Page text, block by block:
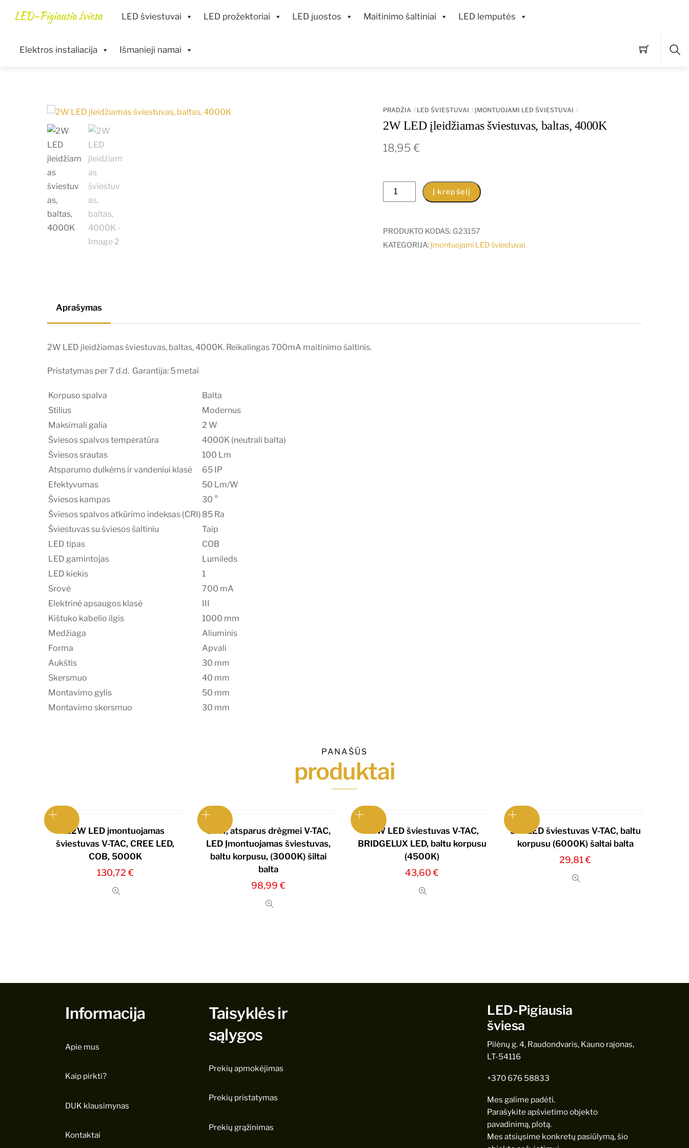
LED-Pigiausia šviesa LED šviestuvai LED prožektoriai LED juostos Maitinimo šaltiniai LED lemputės
Elektros instaliacija Išmanieji namai
PRADŽIA LED ŠVIESTUVAI ĮMONTUOJAMI LED ŠVIESTUVAI
2W LED įleidžiamas šviestuvas, baltas, 4000K
18,95€
produkto
kiekis:
LED
įleidžiamas
Į krepšelį
PRODUKTO KODAS: G23157
KATEGORIJA: Įmontuojami LED šviestuvai
Aprašymas
2W LED įleidžiamas šviestuvas, baltas, 4000K. Reikalingas 700mA maitinimo šaltinis.
Pristatymas per 7 d.d. Garantija: 5 metai
Korpuso spalva
Balta
Stilius
Modernus
Maksimali galia
2 W
Šviesos spalvos temperatūra
4000K (neutrali balta)
Šviesos srautas
100 Lm
Atsparumo dulkėms ir vandeniui klasė
65 IP
Efektyvumas
50 Lm/W
Šviesos kampas
30 °
Šviesos spalvos atkūrimo indeksas (CRI) 85 Ra
Šviestuvas su šviesos šaltiniu
Taip
LED tipas
COB
LED gamintojas
Lumileds
LED kiekis
1
Srovė
700 mA
Elektrinė apsaugos klasė
Kištuko kabelio ilgis
1000 mm
Medžiaga
Aliuminis
Forma
Apvali
Aukštis
30 mm
Skersmuo
40 mm
Montavimo gylis
50 mm
Montavimo skersmuo
30 mm
PANAŠŪS
produktai
22W LED įmontuojamas
šviestuvas V-TAC, CREE LED,
COB, 5000K
130,72 €
35W, atsparus drėgmei V-TAC,
LED Įmontuojamas šviestuvas,
baltu korpusu, (3000K) šiltai
balta
98,99€
24W LED šviestuvas V-TAC,
BRIDGELUX LED, baltu korpusu
(4500K)
43,60€
5W LED šviestuvas V-TAC, baltu
korpusu (6000K) šaltai balta
29,81€
LED-Pigiausia
šviesa
Pilėnų g. 4, Raudondvaris, Kauno rajonas,
LT-54116
+370 676 58833
Mes galime padėti.
Parašykite apšvietimo objekto
pavadinimą, plotą.
Mes atsiųsime konkretų pasiūlymą, šio
Informacija
Apie mus
Kaip pirkti?
DUK klausimynas
Kontaktai
Taisyklės ir
sąlygos
Prekių apmokėjimas
Prekių pristatymas
Prekių grąžinimas